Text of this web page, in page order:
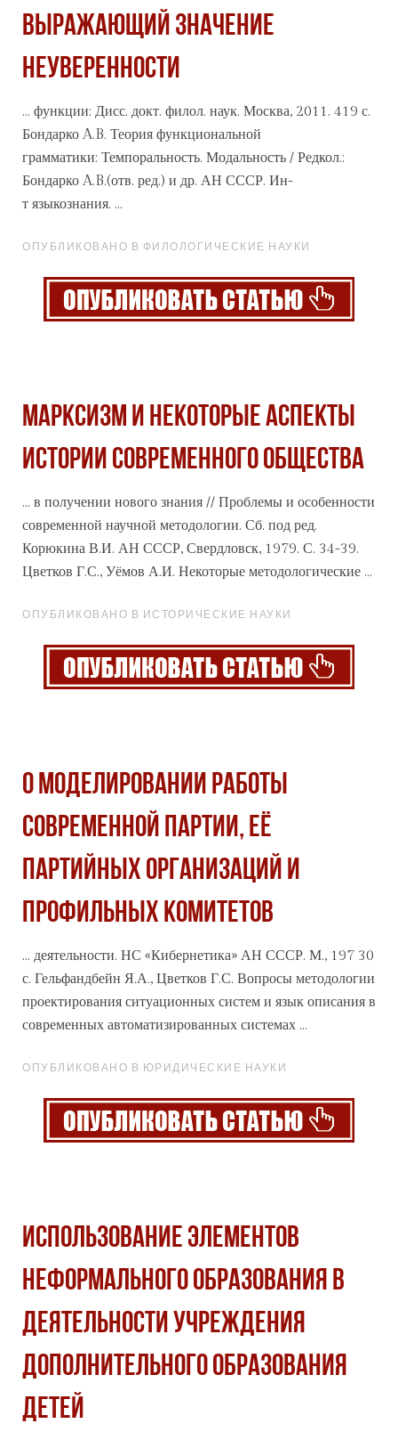
ВЫРАЖАЮЩИЙ ЗНАЧЕНИЕ
НЕУВЕРЕННОСТИ
... функции: Дисс. докт. филол. наук. Москва, 2011. 419 с.
Бондарко A.B. Теория функциональной
грамматики: Темпоральность. Модальность / Редкол.:
Бондарко A.B.(отв. ред.) и др. АН СССР. Ин-
т языкознания. ...
ОПУБЛИКОВАНО В ФИЛОЛОГИЧЕСКИЕ НАУКИ
МАРКСИЗМ И НЕКОТОРЫЕ АСПЕКТЫ
ИСТОРИИ СОВРЕМЕННОГО ОБЩЕСТВА
... в получении нового знания // Проблемы и особенности
современной научной методологии. Сб. под ред.
Корюкина В.И. АН СССР, Свердловск, 1979. С. 34-39.
Цветков Г.С., Уёмов А.И. Некоторые методологические ...
ОПУБЛИКОВАНО В ИСТОРИЧЕСКИЕ НАУКИ
О МОДЕЛИРОВАНИИ РАБОТЫ
СОВРЕМЕННОЙ ПАРТИИ, ЕЁ
ПАРТИЙНЫХ ОРГАНИЗАЦИЙ И
ПРОФИЛЬНЫХ КОМИТЕТОВ
... деятельности. НС «Кибернетика» АН СССР. М., 197 30
с. Гельфандбейн Я.А., Цветков Г.С. Вопросы методологии
проектирования ситуационных систем и язык описания в
современных автоматизированных системах ...
ОПУБЛИКОВАНО В ЮРИДИЧЕСКИЕ НАУКИ
ИСПОЛЬЗОВАНИЕ ЭЛЕМЕНТОВ
НЕФОРМАЛЬНОГО ОБРАЗОВАНИЯ В
ДЕЯТЕЛЬНОСТИ УЧРЕЖДЕНИЯ
ДОПОЛНИТЕЛЬНОГО ОБРАЗОВАНИЯ
ДЕТЕЙ